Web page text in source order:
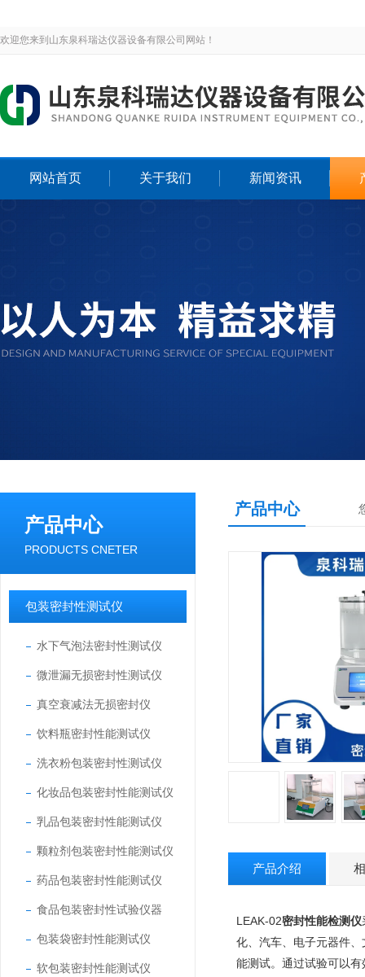
欢迎您来到山东泉科瑞达仪器设备有限公司网站！
网站首页 关于我们 新闻资讯
产品中心
PRODUCTS CNETER
包装密封性测试仪
水下气泡法密封性测试仪
微泄漏无损密封性测试仪
真空衰减法无损密封仪
饮料瓶密封性能测试仪
洗衣粉包装密封性测试仪
化妆品包装密封性能测试仪
乳品包装密封性能测试仪
颗粒剂包装密封性能测试仪
药品包装密封性能测试仪
食品包装密封性试验仪器
包装袋密封性能测试仪
软包装密封性能测试仪
产品中心
产品介绍
LEAK-02密封性能检测仪
化、汽车、电子元器件
能测试。通过试验可以